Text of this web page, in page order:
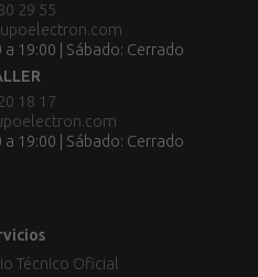
29 55
a 19:00 | Sábado: Cerrado
18 17
a 19:00 | Sábado: Cerrado
Técnico Oficial